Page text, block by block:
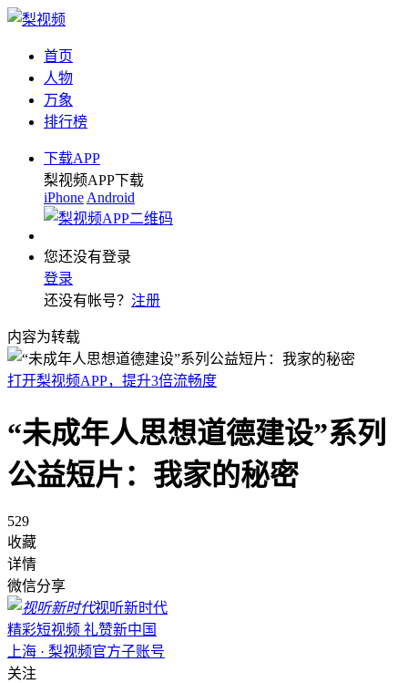
首页
人物
万象
排行榜
下载APP
梨视频APP下载
iPhone Android
您还没有登录
登录
还没有帐号？ 注册
内容为转载
打开梨视频APP，提升3倍流畅度
“未成年人思想道德建设”系列
公益短片：我家的秘密
529
收藏
详情
微信分享
视听新时代
精彩短视频 礼赞新中国
上海 · 梨视频官方子账号
关注